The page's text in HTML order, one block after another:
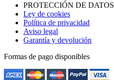
PROTECCIÓN DE DATOS
Ley de cookies
Política de privacidad
Aviso legal
Garantía y devolución
Formas de pago disponibles